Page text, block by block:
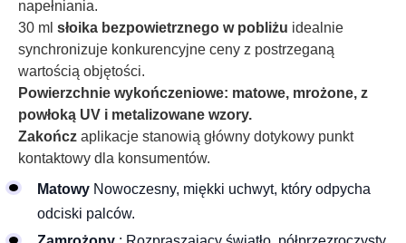
napełniania.
30 ml słoika bezpowietrznego w pobliżu idealnie
synchronizuje konkurencyjne ceny z postrzeganą
wartością objętości.
Powierzchnie wykończeniowe: matowe, mrożone, z
powłoką UV i metalizowane wzory.
Zakończ aplikacje stanowią główny dotykowy punkt
kontaktowy dla konsumentów.
Matowy Nowoczesny, miękki uchwyt, który odpycha
odciski palców.